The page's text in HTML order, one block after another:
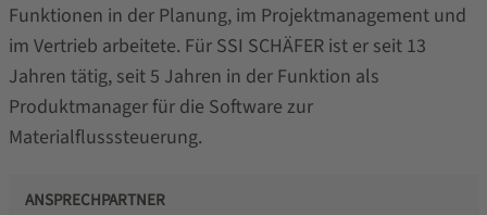
Funktionen in der Planung, im Projektmanagement und
im Vertrieb arbeitete. Für SSI SCHÄFER ist er seit 13
Jahren tätig, seit 5 Jahren in der Funktion als
Produktmanager für die Software zur
Materialflusssteuerung.
ANSPRECHPARTNER